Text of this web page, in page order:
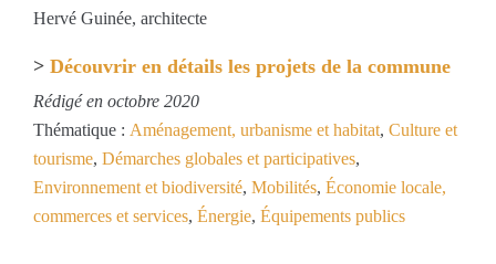
Hervé Guinée, architecte
> Découvrir en détails les projets de la commune
Rédigé en octobre 2020
Thématique : Aménagement, urbanisme et habitat, Culture et
tourisme, Démarches globales et participatives,
Environnement et biodiversité, Mobilités, Économie locale,
commerces et services, Énergie, Équipements publics